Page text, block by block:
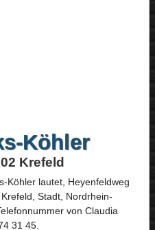
Köhler
Krefeld
Köhlerlautet, Heyenfeldweg
Stadt, Nordrhein-
von Claudia
31 45.